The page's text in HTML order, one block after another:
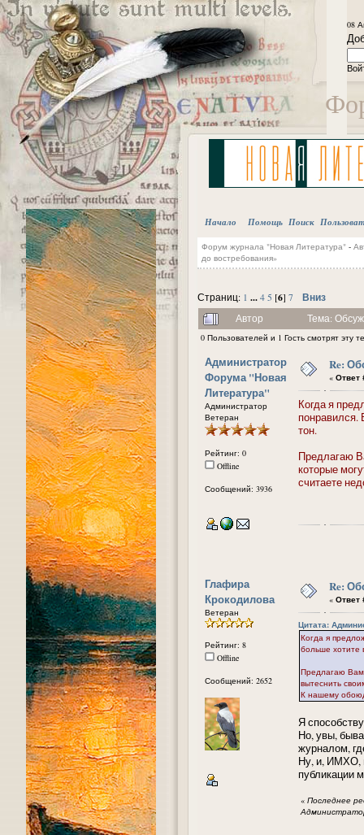
08
Начало Помощь Поиск
Форум журнала "Новая Литература"-
до востребования»
Страниц: 1 ... 4 5 [6] 7 Вниз
Автор Тема:
0 Пользователей и 1 Гость смотрят эту
Администратор
Форума "Новая
Литература"
Администратор
Ветеран
Рейтинг: 0
Offline
Сообщений: 3936
Re:
« Ответ
Когда я
понравился.
тон.
Предлагаю
которые
считаете
Глафира
Крокодилова
Ветеран
Рейтинг: 8
Offline
Сообщений: 2652
Re:
« Ответ
Цитата:
Когда я
больше хотите
Предлагаю Вам
вытеснить
К нашему
Я
Но, увы,
журналом,
Ну, и, ИМХО,
публикации
« Последнее